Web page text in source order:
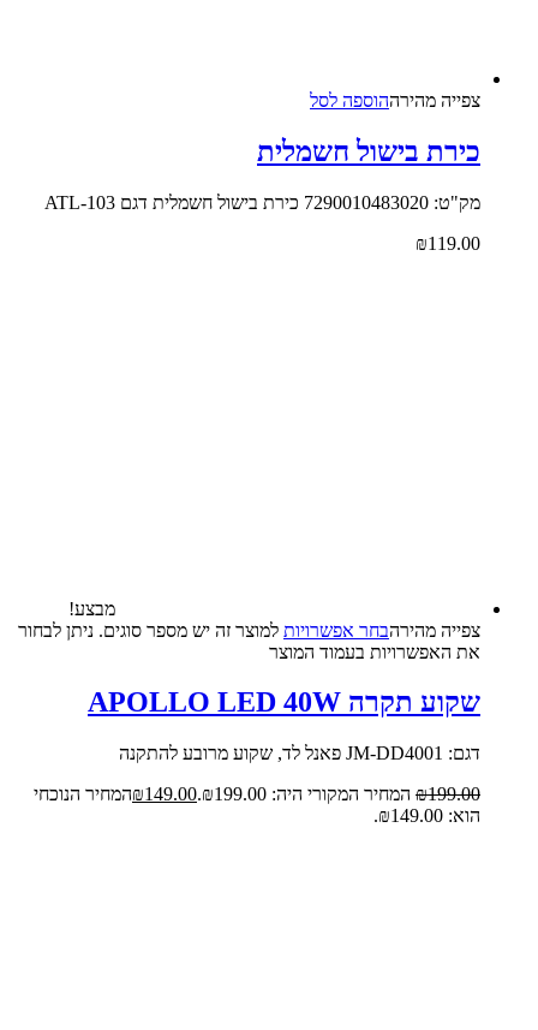
צפייה‬ ‫מהירה‬הוספה לסל
כירת בישול חשמלית
מק"ט: 7290010483020 כירת בישול חשמלית דגם ATL-103
₪119.00
מבצע!
צפייה‬ ‫מהירה‬בחר אפשרויות למוצר זה יש מספר סוגים. ניתן לבחור
את האפשרויות בעמוד המוצר
שקוע תקרה APOLLO LED 40W
דגם: JM-DD4001 פאנל לד, שקוע מרובע להתקנה
₪199.00 המחיר המקורי היה: ₪199.00. ₪149.00
המחיר הנוכחי
הוא: ₪149.00.